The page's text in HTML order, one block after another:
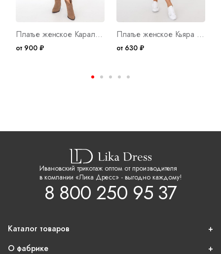
Платье женское Каралина Ч Арт. 10242
от 900 ₽
Платье женское Кьяра З Арт. 10154
от 630 ₽
Ивановский трикотаж оптом от производителя
в компании «Лика Дресс» - выгодно каждому!
8 800 250 95 37
Каталог товаров
О фабрике